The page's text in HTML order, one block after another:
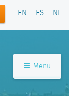
EN ES NL
Menu